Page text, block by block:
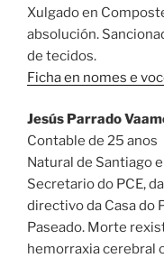
Xulgado en
absolución.
de tecidos.
Ficha en nomes e
Jesús Parrado
Contable de 25 anos
Natural de Santiago
Secretario do PCE,
directivo da Casa do
Paseado. Morte
hemorraxia cerebral